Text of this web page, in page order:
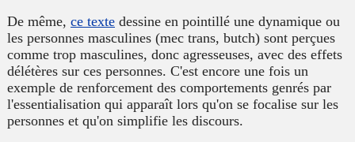
De même, ce texte dessine en pointillé une dynamique ou
les personnes masculines (mec trans, butch) sont perçues
comme trop masculines, donc agresseuses, avec des effets
délétères sur ces personnes. C'est encore une fois un
exemple de renforcement des comportements genrés par
l'essentialisation qui apparaît lors qu'on se focalise sur les
personnes et qu'on simplifie les discours.